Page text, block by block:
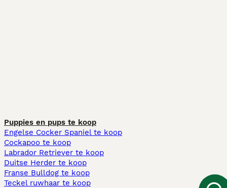
Puppies en pups te koop
Engelse Cocker Spaniel te koop
Cockapoo te koop
Labrador Retriever te koop
Duitse Herder te koop
Franse Bulldog te koop
Teckel ruwhaar te koop